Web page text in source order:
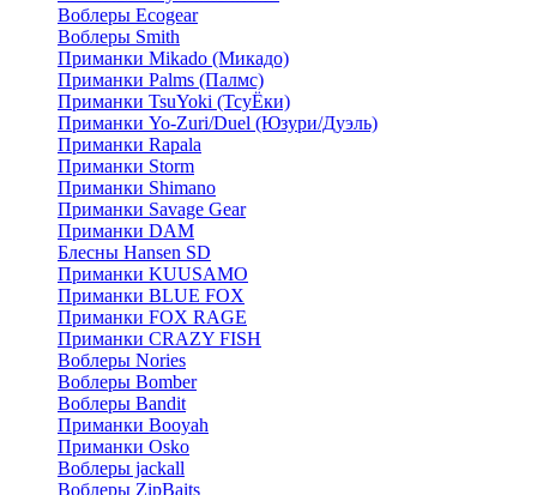
Воблеры Ecogear
Воблеры Smith
Приманки Mikado (Микадо)
Приманки Palms (Палмс)
Приманки TsuYoki (ТсуЁки)
Приманки Yo-Zuri/Duel (Юзури/Дуэль)
Приманки Rapala
Приманки Storm
Приманки Shimano
Приманки Savage Gear
Приманки DAM
Блесны Hansen SD
Приманки KUUSAMO
Приманки BLUE FOX
Приманки FOX RAGE
Приманки CRAZY FISH
Воблеры Nories
Воблеры Bomber
Воблеры Bandit
Приманки Booyah
Приманки Osko
Воблеры jackall
Воблеры ZipBaits